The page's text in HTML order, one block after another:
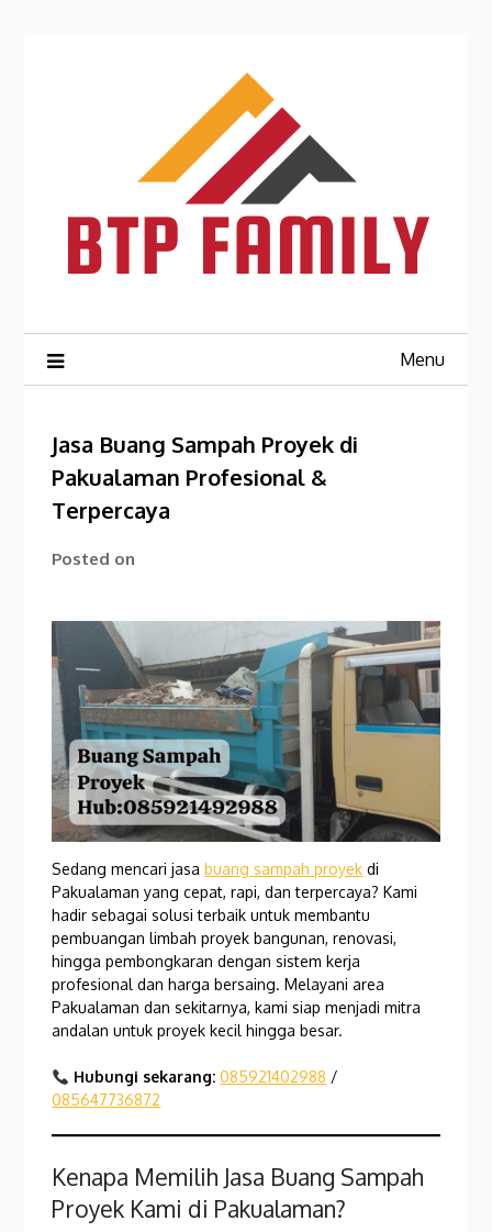
Menu
Jasa Buang Sampah Proyek di
Pakualaman Profesional &
Terpercaya
Posted on
Sedang mencari jasabuang sampah proyek di
Pakualaman yang cepat, rapi, dan terpercaya? Kami
hadir sebagai solusi terbaik untuk membantu
pembuangan limbah proyek bangunan, renovasi,
hingga pembongkaran dengan sistem kerja
profesional dan harga bersaing. Melayani area
Pakualaman dan sekitarnya, kami siap menjadi mitra
andalan untuk proyek kecil hingga besar.
Hubungi sekarang: 085921402988 /
085647736872
Kenapa Memilih Jasa Buang Sampah
Proyek Kami di Pakualaman?